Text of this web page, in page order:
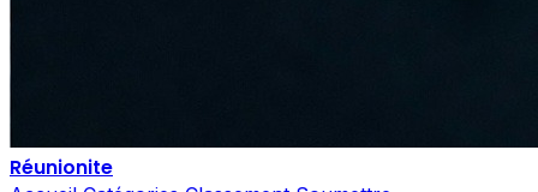
Réunionite